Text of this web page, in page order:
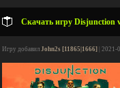
Скачать игру Disjunction
Игру добавил John2s [11865|1666] | 2021-